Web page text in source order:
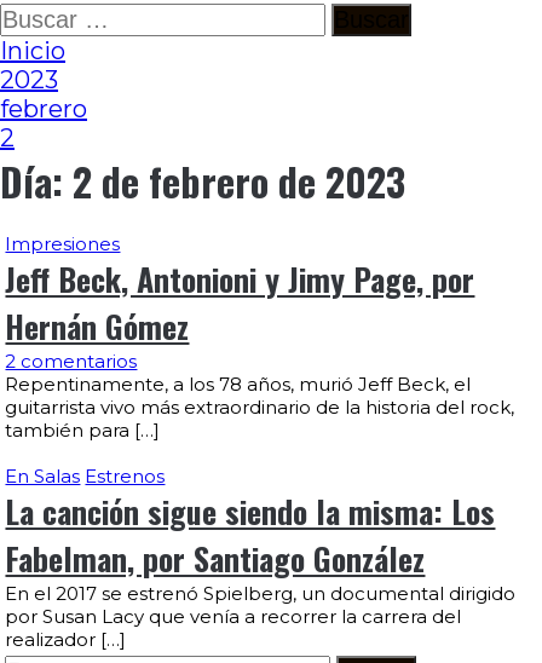
Ir
al
contenido
Buscar:
Inicio
2023
febrero
2
Día: 2 de febrero de 2023
Impresiones
Jeff Beck, Antonioni y Jimy Page, por
Hernán Gómez
2 comentarios
Repentinamente, a los 78 años, murió Jeff Beck, el
guitarrista vivo más extraordinario de la historia del rock,
también para […]
En Salas Estrenos
La canción sigue siendo la misma: Los
Fabelman, por Santiago González
En el 2017 se estrenó Spielberg, un documental dirigido
por Susan Lacy que venía a recorrer la carrera del
realizador […]